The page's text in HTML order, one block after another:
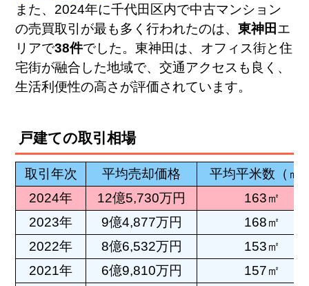
また、2024年に千代田区内で中古マンション
の売買取引が最も多く行われたのは、東神田 エ
リアで38件でした。東神田は、オフィス街と住
宅街が融合した地域で、交通アクセスも良く、
生活利便性の高さが評価されています。
戸建ての取引相場
取引年次 平均売却価格
平均平米数（㎡
2024年
12億5,730万円
163㎡
2023年
9億4,877万円
168㎡
2022年
8億6,532万円
153㎡
2021年
6億9,810万円
157㎡